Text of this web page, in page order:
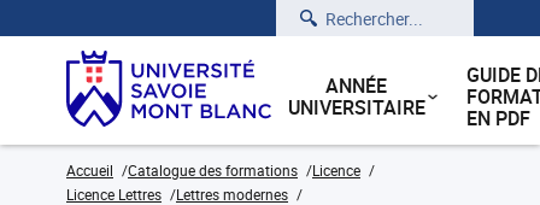
Rechercher
ANNÉE
UNIVERSITAIRE
GUIDE
EN PDF
Accueil Catalogue des formations
Licence
Licence Lettres
Lettres modernes